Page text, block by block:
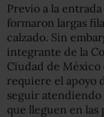
Previo a la
formaron largas
calzado. Sin
integrante de la
Ciudad de México
requiere el apoyo
seguir atendiendo
que lleguen en las